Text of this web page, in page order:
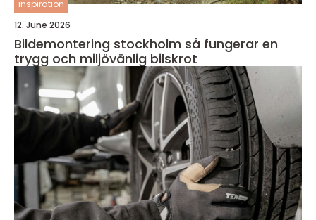
inspiration
12. June 2026
Bildemontering stockholm så fungerar en
trygg och miljövänlig bilskrot